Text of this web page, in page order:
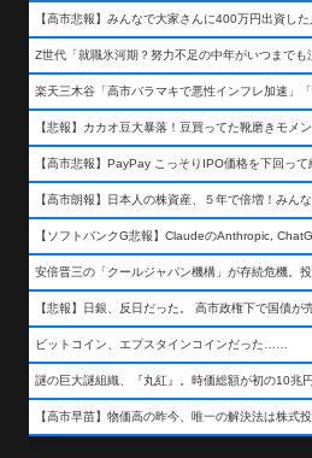
【悲報】カカオ豆大暴落！豆買ってた靴磨きモメ
【高市悲報】PayPay こっそりIPO価格を下回って
【高市朗報】日本人の株資産、５年で倍増！みん
【悲報】日銀、反日だった。 高市政権下で国債が
ビットコイン、エプスタインコインだった……